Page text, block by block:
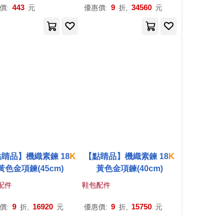
4人份以上電鍋;可機
: 443 元 優惠價: 9 折, 34560 元
睛品】機織素鍊 18K
色金項鍊(45cm)
件
: 9 折, 16920 元
【點睛品】機織素鍊 18K
黃色金項鍊(40cm)
鞋包配件
優惠價: 9 折, 15750 元